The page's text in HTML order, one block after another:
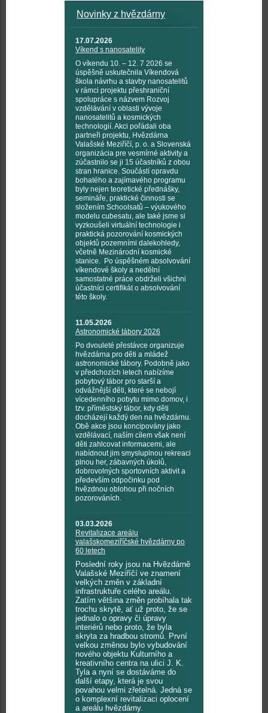
Novinky z hvězdárny
17.07.2026
Víkend s nanosatelity
O víkendu 10. – 12. 7 2026 se
úspěšně uskutečnila Víkendová
škola návrhu a stavby nanosatelitů
v rámci projektu přeshraniční
spolupráce s názvem Rozvoj
vzdělávání v oblasti vývoje
nanosatelitů a kosmických
technologií. Akci pořádali oba
partneři projektu, Hvězdárna
Valašské Meziříčí, p. o. a Slovenská
organizácia pre vesmírné aktivity a
zúčastnilo se ji 15 účastníků z obou
stran hranice. Součástí opravdu
bohatého a zajímavého programu
byly nejen teoretické přednášky,
semináře, praktické činnosti se
složením Schoolsatů – výukového
modelu cubesatu, ale také jsme si
vyzkoušeli virtuální technologie i
praktická pozorování kosmických
objektů pozemními dalekohledy,
včetně Mezinárodní kosmické
stanice. Po úspěšném absolvování
víkendové školy a nedělní
samostatné práce obdrželi všichni
účastníci certifikát o absolvování
této školy.
11.05.2026
Astronomické tábory 2026
Po dvouleté přestávce organizuje
hvězdárna pro děti a mládež
astronomické tábory. Podobně jako
v předchozích letech nabízíme
pobytový tábor pro starší a
odvážnější děti, které se nebojí
vícedenního pobytu mimo domov, i
tzv. příměstský tábor, kdy děti
docházejí každý den na hvězdárnu.
Obě akce jsou koncipovány jako
vzdělávací, naším cílem však není
děti zahlcovat informacemi, ale
nabídnout jim smysluplnou rekreaci
plnou her, zábavných úkolů,
dobrovolných sportovních aktivit a
především odpočinku pod
hvězdnou oblohou při nočních
pozorováních.
03.03.2026
Revitalizace areálu
valašskomeziříčské hvězdárny po
60 letech
Poslední roky jsou na Hvězdárně
Valašské Meziříčí ve znamení
velkých změn v základní
infrastruktuře celého areálu.
Zatím většina změn probíhala tak
trochu skrytě, ať už proto, že se
jednalo o opravy či úpravy
interiérů nebo proto, že byla
skryta za hradbou stromů. První
velkou změnou bylo vybudování
nového objektu Kulturního a
kreativního centra na ulici J. K.
Tyla a nyní se dostáváme do
další etapy, která je svou
povahou velmi zřetelná. Jedná se
o komplexní revitalizaci oplocení
a areálu hvězdárny.